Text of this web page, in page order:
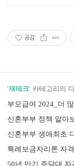
공감
'재테크' 카테고리의
부모급여 2024_더